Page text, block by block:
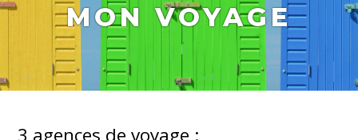
MON VOYAGE
3 agences de voyage :